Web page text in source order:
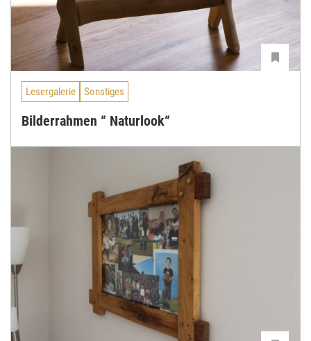
Lesergalerie Sonstiges
Bilderrahmen “ Naturlook“